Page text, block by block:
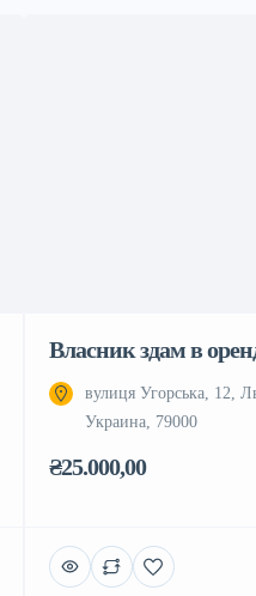
Власник здам в
вулиця Угорська, 12,
Украина, 79000
₴25.000,00